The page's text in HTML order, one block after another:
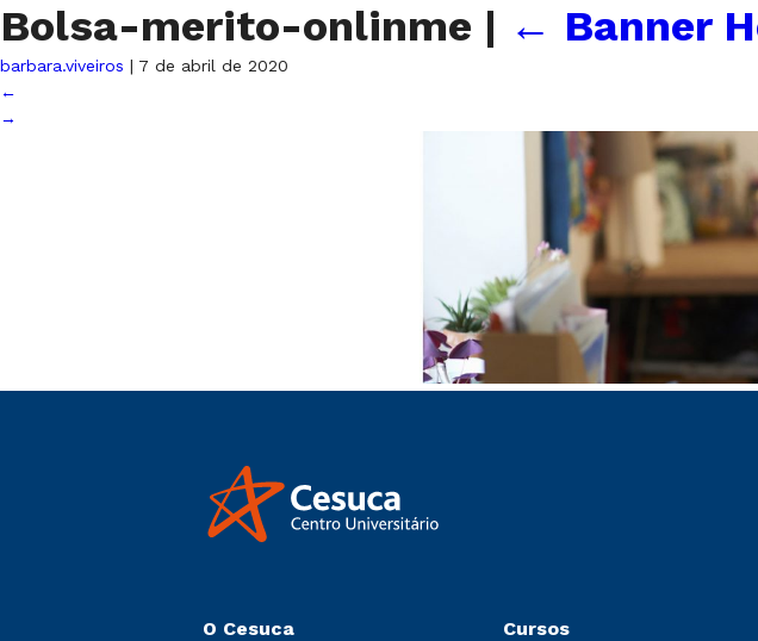
Bolsa-merito-onlinme | ← Banner
barbara.viveiros | 7 de abril de 2020
←
→
O Cesuca Cursos